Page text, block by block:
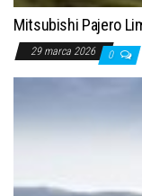
Mitsubishi Pajero
29 marca 2026 0